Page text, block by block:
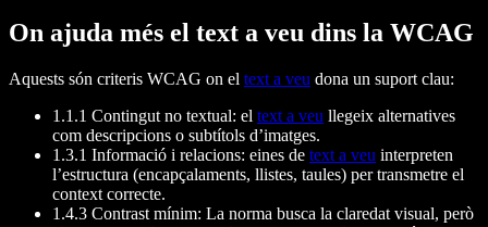
On ajuda més el text a veu dins la WCAG
Aquests són criteris WCAG on el text a veu dona un suport clau:
1.1.1 Contingut no textual: el text a veu llegeix alternatives
com descripcions o subtítols d’imatges.
1.3.1 Informació i relacions: eines de text a veu interpreten
l’estructura (encapçalaments, llistes, taules) per transmetre el
context correcte.
1.4.3 Contrast mínim: La norma busca la claredat visual, però